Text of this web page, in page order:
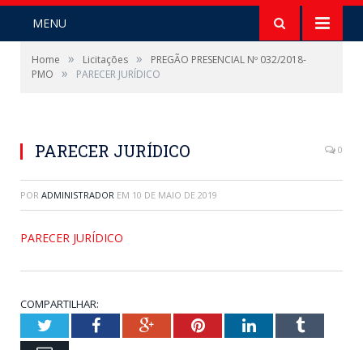
MENU
Home » Licitações »
PREGÃO PRESENCIAL Nº 032/2018-
PMO
» PARECER JURÍDICO
PARECER JURÍDICO 0
POR ADMINISTRADOR EM 10 DE MAIO DE 2019
PARECER JURÍDICO
COMPARTILHAR:
TwitterFacebookGoogle+PinterestLinkedInTumblr